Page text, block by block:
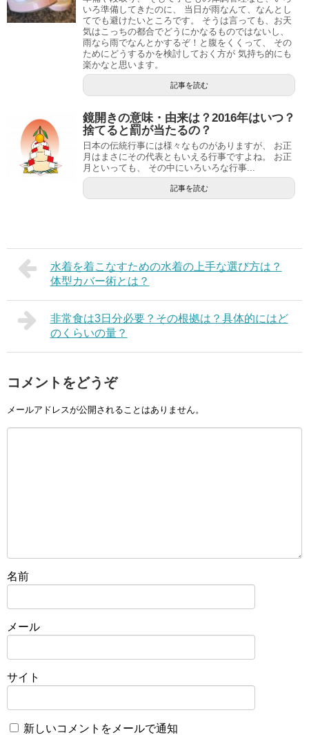
いろ準備してきたのに、 当日が雨なんて、なんとし
てでも避けたいところです。 そうは言っても、お天
気はこっちの都合でどうにかなるものではないし、
雨なら雨でなんとかするぞ！と腹をくくって、 その
ためにどうするかを検討しておく方が 気持ち的にも
楽かなと思います。
記事を読む
鏡開きの意味・由来は？2016年はいつ？
捨てると罰が当たるの？
日本の伝統行事には様々なものがありますが、 お正
月はまさにその代表ともいえる行事ですよね。 お正
月といっても、 その中にいろいろな行事...
記事を読む
水着を着こなすための水着の上手な選び方は？
体型カバー術とは？
非常食は3日分必要？その根拠は？具体的にはど
のくらいの量？
コメントをどうぞ
メールアドレスが公開されることはありません。
名前
メール
サイト
新しいコメントをメールで通知